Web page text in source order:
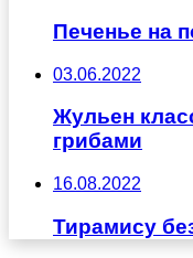
Печенье на
03.06.2022
Жульен
грибами
16.08.2022
Тирамису